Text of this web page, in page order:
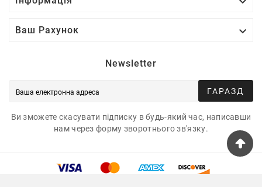
Ваш Рахунок 
Newsletter
ГАРАЗД
Ви зможете скасувати підписку в будь-який час, написавши
нам через форму зворотнього зв'язку.